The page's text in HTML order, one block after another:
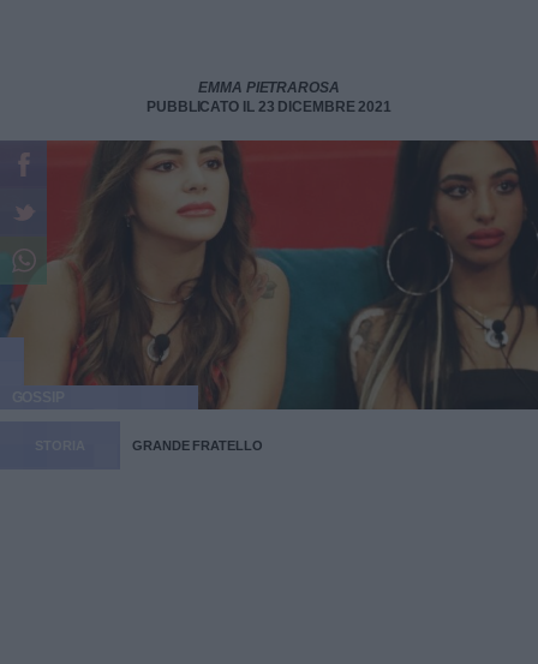
EMMA PIETRAROSA
PUBBLICATO IL 23 DICEMBRE 2021
GRANDE FRATELLO